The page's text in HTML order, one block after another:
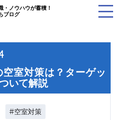
・ノウハウが蓄積！
ブログ
室対策は？ターゲッ
いて解説
#空室対策